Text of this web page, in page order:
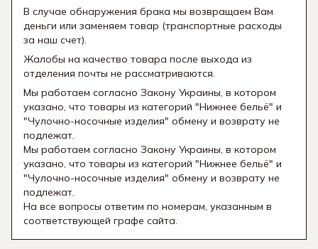
В случае обнаружения брака мы возвращаем Вам
деньги или заменяем товар (транспортные расходы
за наш счет).
Жалобы на качество товара после выхода из
отделения почты не рассматриваются.
Мы работаем согласно Закону Украины, в котором
указано, что товары из категорий "Нижнее бельё" и
"Чулочно-носочные изделия" обмену и возврату не
подлежат.
Мы работаем согласно Закону Украины, в котором
указано, что товары из категорий "Нижнее бельё" и
"Чулочно-носочные изделия" обмену и возврату не
подлежат.
На все вопросы ответим по номерам, указанным в
соответствующей графе сайта.